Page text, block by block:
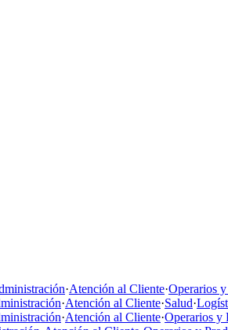
·Atención al Cliente·Operarios
·Atención al Cliente·Salud·
·Atención al Cliente·Operarios y